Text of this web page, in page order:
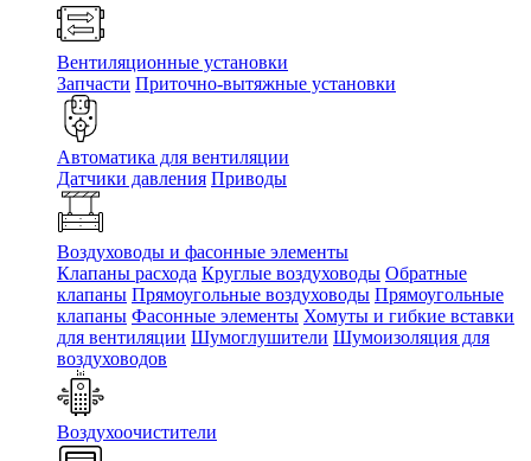
Вентиляционные установки
Запчасти Приточно-вытяжные установки
Автоматика для вентиляции
Датчики давления Приводы
Воздуховоды и фасонные элементы
Клапаны расхода Круглые воздуховоды Обратные
клапаны Прямоугольные воздуховоды Прямоугольные
клапаны Фасонные элементы Хомуты и гибкие вставки
для вентиляции Шумоглушители Шумоизоляция для
воздуховодов
Воздухоочистители